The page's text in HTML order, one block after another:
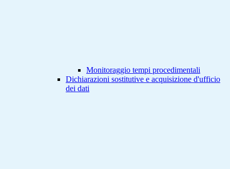
Monitoraggio tempi procedimentali
Dichiarazioni sostitutive e acquisizione d'ufficio
dei dati